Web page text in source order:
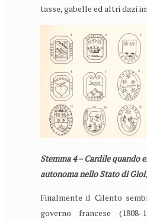
tasse, gabelle ed altri dazi
Stemma 4 – Cardile quando
autonoma nello Stato di
Finalmente il Cilento
governo francese